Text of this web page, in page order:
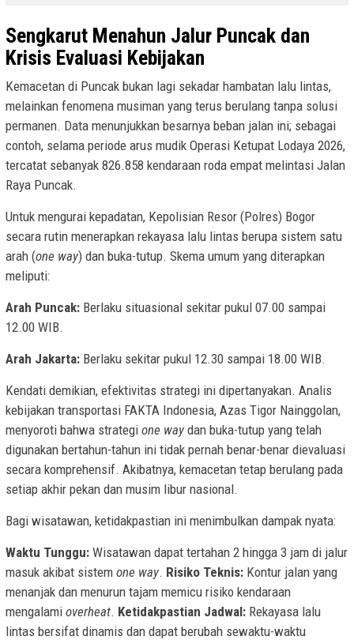
Sengkarut Menahun Jalur Puncak dan
Krisis Evaluasi Kebijakan
Kemacetan di Puncak bukan lagi sekadar hambatan lalu lintas,
melainkan fenomena musiman yang terus berulang tanpa solusi
permanen. Data menunjukkan besarnya beban jalan ini; sebagai
contoh, selama periode arus mudik Operasi Ketupat Lodaya 2026,
tercatat sebanyak 826.858 kendaraan roda empat melintasi Jalan
Raya Puncak.
Untuk mengurai kepadatan, Kepolisian Resor (Polres) Bogor
secara rutin menerapkan rekayasa lalu lintas berupa sistem satu
arah (one way) dan buka-tutup. Skema umum yang diterapkan
meliputi:
Arah Puncak: Berlaku situasional sekitar pukul 07.00 sampai
12.00 WIB.
Arah Jakarta: Berlaku sekitar pukul 12.30 sampai 18.00 WIB.
Kendati demikian, efektivitas strategi ini dipertanyakan. Analis
kebijakan transportasi FAKTA Indonesia, Azas Tigor Nainggolan,
menyoroti bahwa strategi one way dan buka-tutup yang telah
digunakan bertahun-tahun ini tidak pernah benar-benar dievaluasi
secara komprehensif. Akibatnya, kemacetan tetap berulang pada
setiap akhir pekan dan musim libur nasional.
Bagi wisatawan, ketidakpastian ini menimbulkan dampak nyata:
Waktu Tunggu: Wisatawan dapat tertahan 2 hingga 3 jam di jalur
masuk akibat sistem one way. Risiko Teknis: Kontur jalan yang
menanjak dan menurun tajam memicu risiko kendaraan
mengalami overheat. Ketidakpastian Jadwal: Rekayasa lalu
lintas bersifat dinamis dan dapat berubah sewaktu-waktu